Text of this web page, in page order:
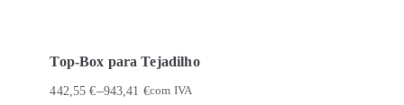
chosen
Top-Box para Tejadilho
442,55€–943,41 €com IVA